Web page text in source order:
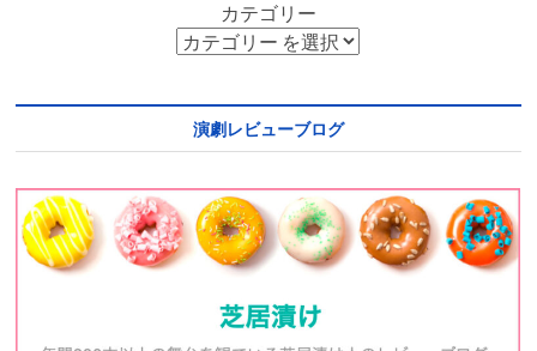
カテゴリー
演劇レビューブログ